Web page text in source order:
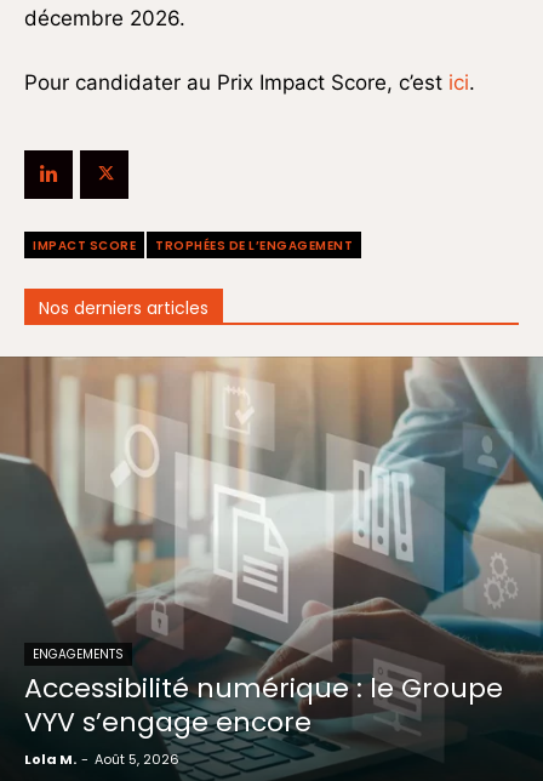
décembre 2026.
Pour candidater au Prix Impact Score, c’est ici.
IMPACT SCORE TROPHÉES DE L’ENGAGEMENT
Nos derniers articles
ENGAGEMENTS
Accessibilité numérique : le Groupe
VYV s’engage encore
Lola M. - Août 5, 2026